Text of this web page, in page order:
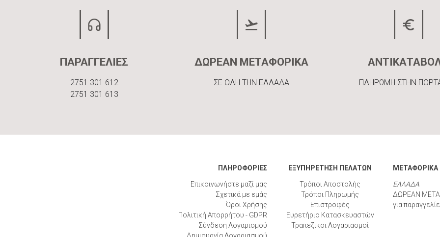
ΠΑΡΑΓΓΕΛΙΕΣ
2751 301 612
2751 301 613
ΔΩΡΕΑΝ ΜΕΤΑΦΟΡΙΚΑ
ΣΕ ΟΛΗ ΤΗΝ ΕΛΛΑΔΑ ΠΛΗΡΩΜΗ ΣΤΗΝ
ΠΛΗΡΟΦΟΡΙΕΣ
Επικοινωνήστε μαζί μας
Σχετικά με εμάς
Όροι Χρήσης
Πολιτική Απορρήτου - GDPR
Σύνδεση Λογαρισμού
ΕΞΥΠΗΡΕΤΗΣΗ ΠΕΛΑΤΩΝ
Τρόποι Αποστολής
Τρόποι Πληρωμής
Επιστροφές
Ευρετήριο Κατασκευαστών
Τραπεζικοι Λογαριασμοί
ΜΕΤΑΦΟΡΙΚΑ
ΕΛΛΑΔΑ
ΔΩΡΕΑΝ
για